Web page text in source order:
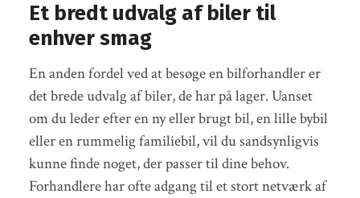
Et bredt udvalg af biler til
enhver smag
En anden fordel ved at besøge en bilforhandler er
det brede udvalg af biler, de har på lager. Uanset
om du leder efter en ny eller brugt bil, en lille bybil
eller en rummelig familiebil, vil du sandsynligvis
kunne finde noget, der passer til dine behov.
Forhandlere har ofte adgang til et stort netværk af